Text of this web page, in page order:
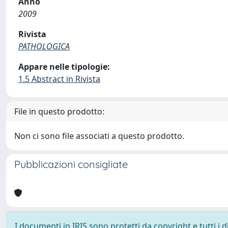
2009
Rivista
PATHOLOGICA
Appare nelle tipologie:
1.5 Abstract in Rivista
File in questo prodotto:
Non ci sono file associati a questo prodotto.
Pubblicazioni consigliate